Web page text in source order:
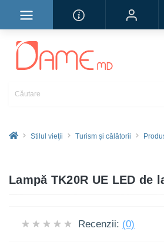
Stilul vieţii Turism și călătorii
Lampă TK20R UE LED de
Recenzii: (0)